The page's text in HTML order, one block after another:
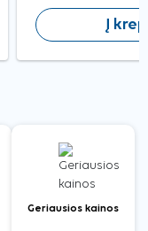
Į
Geriausios kainos